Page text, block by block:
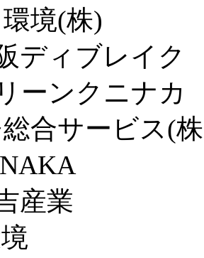
境(株)
ディブレイク
ーンクニナカ
合サービス(
産業